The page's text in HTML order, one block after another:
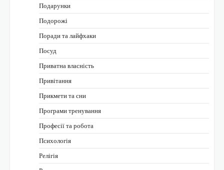
Подарунки
Подорожі
Поради та лайфхаки
Посуд
Приватна власність
Привітання
Прикмети та сни
Програми тренування
Професії та робота
Психологія
Релігія